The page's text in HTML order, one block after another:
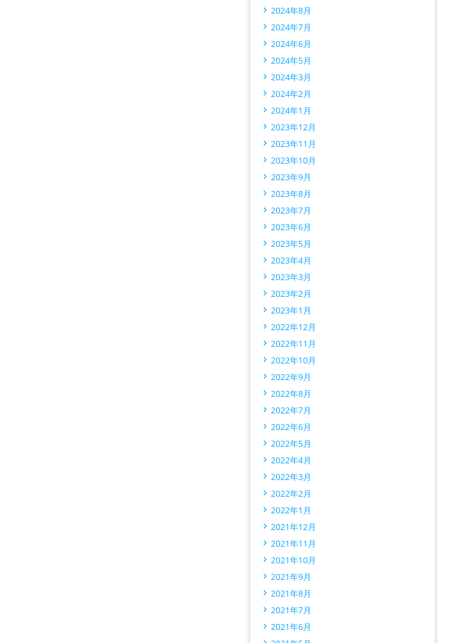
2024年8月
2024年7月
2024年6月
2024年5月
2024年3月
2024年2月
2024年1月
2023年12月
2023年11月
2023年10月
2023年9月
2023年8月
2023年7月
2023年6月
2023年5月
2023年4月
2023年3月
2023年2月
2023年1月
2022年12月
2022年11月
2022年10月
2022年9月
2022年8月
2022年7月
2022年6月
2022年5月
2022年4月
2022年3月
2022年2月
2022年1月
2021年12月
2021年11月
2021年10月
2021年9月
2021年8月
2021年7月
2021年6月